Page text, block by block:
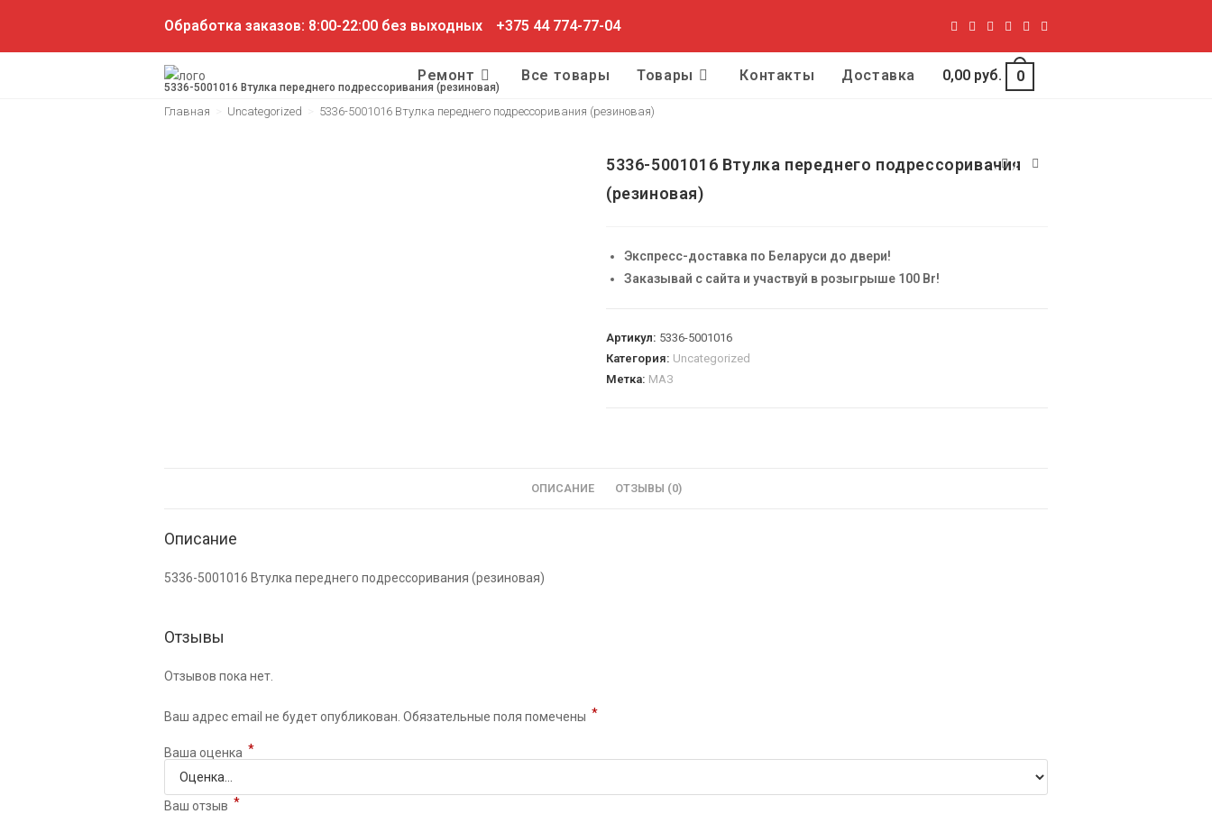
Обработка заказов: 8:00-22:00 без выходных +375 44 774-77-04
Ремонт Все товары Товары Контакты Доставка 0,00 руб. 0
5336-5001016 Втулка переднего подрессоривания (резиновая)
Главная Uncategorized 5336-5001016 Втулка переднего подрессоривания (резиновая)
5336-5001016 Втулка переднего подрессоривания
(резиновая)
Экспресс-доставка по Беларуси до двери!
Заказывай с сайта и участвуй в розыгрыше 100 Br!
Артикул: 5336-5001016
Категория: Uncategorized
Метка: МАЗ
ОПИСАНИЕ ОТЗЫВЫ (0)
Описание
5336-5001016 Втулка переднего подрессоривания (резиновая)
Отзывы
Отзывов пока нет.
Ваш адрес email не будет опубликован. Обязательные поля помечены *
Ваша оценка *
Ваш отзыв *